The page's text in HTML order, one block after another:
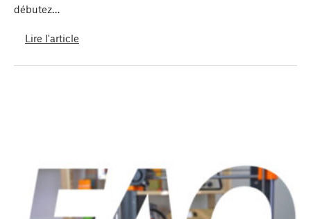
débutez…
Lire l'article